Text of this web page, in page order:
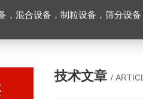
，混合设备，制粒设备，筛分设
技术文章 /